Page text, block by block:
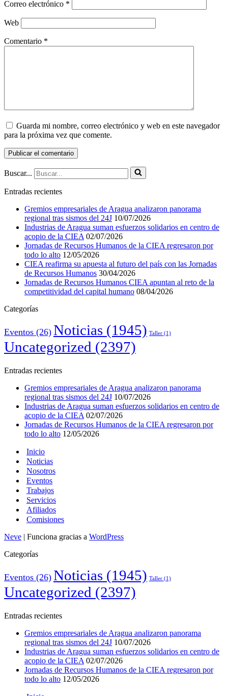
Correo electrónico *
Web
Comentario *
Guarda mi nombre, correo electrónico y web en este navegador
para la próxima vez que comente.
Buscar...
Entradas recientes
Gremios empresariales de Aragua analizaron panorama
regional tras sismos del 24J 10/07/2026
Industrias de Aragua suman esfuerzos solidarios en centro de
acopio de la CIEA 02/07/2026
Jornadas de Recursos Humanos de la CIEA regresaron por
todo lo alto 12/05/2026
CIEA reafirma su apuesta al futuro del país con las Jornadas
de Recursos Humanos 30/04/2026
Jornadas de Recursos Humanos CIEA apuntan al reto de la
competitividad del capital humano 08/04/2026
Categorías
Eventos (26) Noticias (1945) Taller (1)
Uncategorized (2397)
Entradas recientes
Gremios empresariales de Aragua analizaron panorama
regional tras sismos del 24J 10/07/2026
Industrias de Aragua suman esfuerzos solidarios en centro de
acopio de la CIEA 02/07/2026
Jornadas de Recursos Humanos de la CIEA regresaron por
todo lo alto 12/05/2026
Inicio
Noticias
Nosotros
Eventos
Trabajos
Servicios
Afiliados
Comisiones
Neve | Funciona gracias a WordPress
Categorías
Eventos (26) Noticias (1945) Taller (1)
Uncategorized (2397)
Entradas recientes
Gremios empresariales de Aragua analizaron panorama
regional tras sismos del 24J 10/07/2026
Industrias de Aragua suman esfuerzos solidarios en centro de
acopio de la CIEA 02/07/2026
Jornadas de Recursos Humanos de la CIEA regresaron por
todo lo alto 12/05/2026